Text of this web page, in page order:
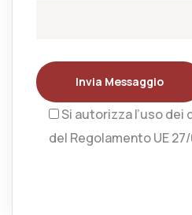
Invia Messaggio
Si autorizza l’uso
del Regolamento UE